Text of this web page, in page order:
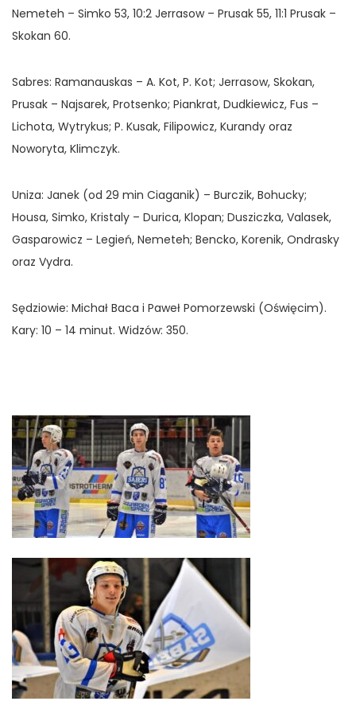
Nemeteh – Simko 53, 10:2 Jerrasow – Prusak 55, 11:1 Prusak –
Skokan 60.
Sabres: Ramanauskas – A. Kot, P. Kot; Jerrasow, Skokan,
Prusak – Najsarek, Protsenko; Piankrat, Dudkiewicz, Fus –
Lichota, Wytrykus; P. Kusak, Filipowicz, Kurandy oraz
Noworyta, Klimczyk.
Uniza: Janek (od 29 min Ciaganik) – Burczik, Bohucky;
Housa, Simko, Kristaly – Durica, Klopan; Dusziczka, Valasek,
Gasparowicz – Legień, Nemeteh; Bencko, Korenik, Ondrasky
oraz Vydra.
Sędziowie: Michał Baca i Paweł Pomorzewski (Oświęcim).
Kary: 10 – 14 minut. Widzów: 350.